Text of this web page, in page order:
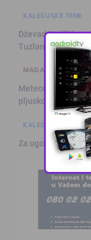
KALESIJSKE TEME
Dževad Hadžić
Tuzlanskog
MAGAZIN
Meteorolozi
pljuskovi i grmljav
KALESIJSKE TEME
Za ugodnije ljeto: